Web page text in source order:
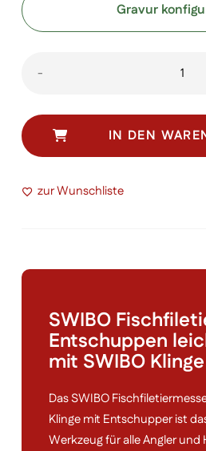
Gravur
-
SWIBO
flexible
schmale
Klinge
IN DEN
zur Wunschliste
SWIBO
Entschuppen
mit SWIBO Klinge
Das SWIBO
Klinge mit Entschupper ist
Werkzeug für alle Angler